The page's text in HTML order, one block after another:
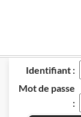
Identifiant :
Mot de passe
: